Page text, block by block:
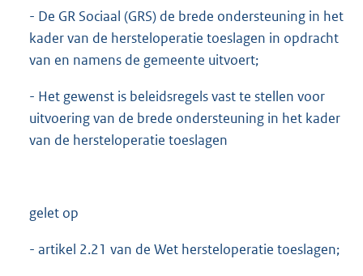
- De GR Sociaal (GRS) de brede ondersteuning in het
kader van de hersteloperatie toeslagen in opdracht
van en namens de gemeente uitvoert;
- Het gewenst is beleidsregels vast te stellen voor
uitvoering van de brede ondersteuning in het kader
van de hersteloperatie toeslagen
gelet op
- artikel 2.21 van de Wet hersteloperatie toeslagen;